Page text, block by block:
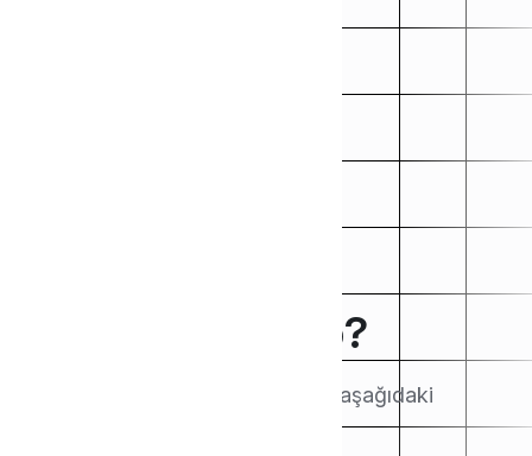
How can we help?
Makaleleri buradan arayın veya aşağıdaki